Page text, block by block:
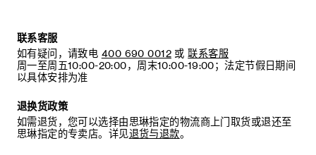
联系客服
如有疑问，请致电 400 690 0012 或 联系客服
周一至周五10:00-20:00，周末10:00-19:00；法定节假日期间
以具体安排为准
退换货政策
如需退货，您可以选择由思琳指定的物流商上门取货或退还至
思琳指定的专卖店。详见退货与退款。